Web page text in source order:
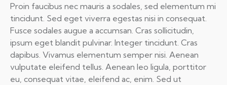
Proin faucibus nec mauris a sodales, sed elementum mi
tincidunt. Sed eget viverra egestas nisi in consequat.
Fusce sodales augue a accumsan. Cras sollicitudin,
ipsum eget blandit pulvinar. Integer tincidunt. Cras
dapibus. Vivamus elementum semper nisi. Aenean
vulputate eleifend tellus. Aenean leo ligula, porttitor
eu, consequat vitae, eleifend ac, enim. Sed ut